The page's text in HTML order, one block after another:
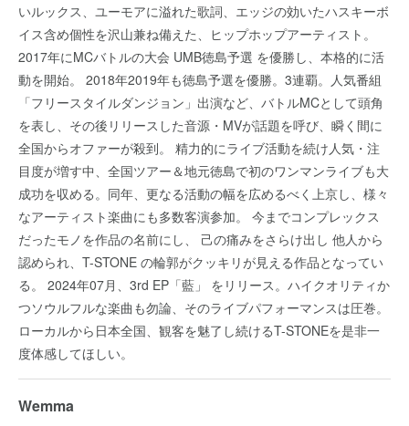
いルックス、ユーモアに溢れた歌詞、エッジの効いたハスキーボ
イス含め個性を沢山兼ね備えた、ヒップホップアーティスト。
2017年にMCバトルの大会 UMB徳島予選 を優勝し、本格的に活
動を開始。 2018年2019年も徳島予選を優勝。3連覇。人気番組
「フリースタイルダンジョン」出演など、バトルMCとして頭角
を表し、その後リリースした音源・MVが話題を呼び、瞬く間に
全国からオファーが殺到。 精力的にライブ活動を続け人気・注
目度が増す中、全国ツアー＆地元徳島で初のワンマンライブも大
成功を収める。同年、更なる活動の幅を広めるべく上京し、様々
なアーティスト楽曲にも多数客演参加。 今までコンプレックス
だったモノを作品の名前にし、 己の痛みをさらけ出し 他人から
認められ、T-STONE の輪郭がクッキリが見える作品となってい
る。 2024年07月、3rd EP「藍」 をリリース。ハイクオリティか
つソウルフルな楽曲も勿論、そのライブパフォーマンスは圧巻。
ローカルから日本全国、観客を魅了し続けるT-STONEを是非一
度体感してほしい。
Wemma